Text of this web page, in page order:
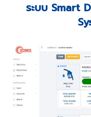
ระบบ Smart